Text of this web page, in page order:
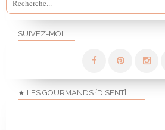
SUIVEZ-MOI
★ LES GOURMANDS {DISENT} ...